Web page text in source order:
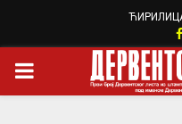
PRIMARY